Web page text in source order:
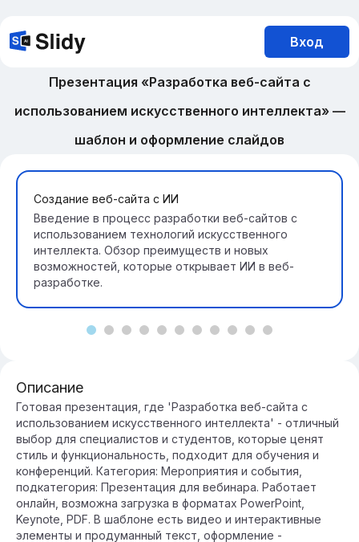
Вход
Презентация «Разработка веб-сайта с
использованием искусственного интеллекта» —
шаблон и оформление слайдов
Создание веб-сайта с ИИ
Введение в процесс разработки веб-сайтов с
использованием технологий искусственного
интеллекта. Обзор преимуществ и новых
возможностей, которые открывает ИИ в веб-
разработке.
Описание
Готовая презентация, где 'Разработка веб-сайта с
использованием искусственного интеллекта' - отличный
выбор для специалистов и студентов, которые ценят
стиль и функциональность, подходит для обучения и
конференций. Категория: Мероприятия и события,
подкатегория: Презентация для вебинара. Работает
онлайн, возможна загрузка в форматах PowerPoint,
Keynote, PDF. В шаблоне есть видео и интерактивные
элементы и продуманный текст, оформление -